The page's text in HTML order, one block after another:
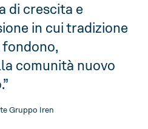
di crescita e
in cui tradizione
fondono,
comunità nuovo
Gruppo Iren